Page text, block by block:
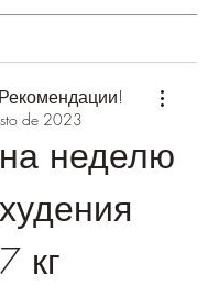
de 2023
неделю
кг